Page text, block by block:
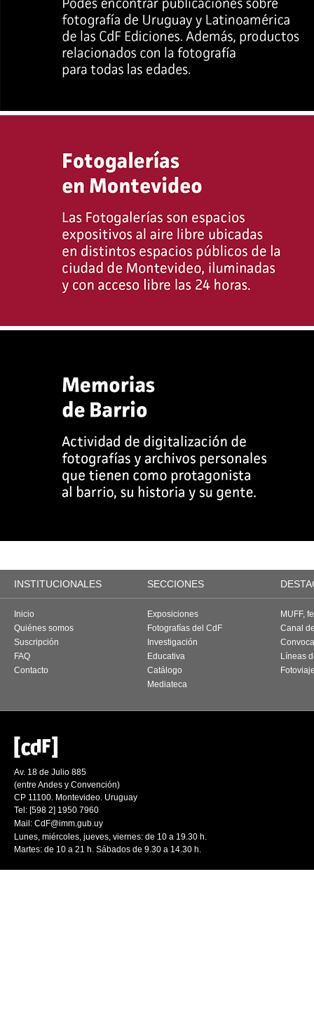
INSTITUCIONALES SECCIONES
Inicio
Quiénes somos
Suscripción
FAQ
Contacto
Exposiciones
Fotografías del CdF
Investigación
Educativa
Catálogo
Mediateca
MUFF,
Canal
Líneas
Av. 18 de Julio 885
(entre Andes y Convención)
CP 11100. Montevideo. Uruguay
Tel: [598 2] 1950 7960
Mail: CdF@imm.gub.uy
Lunes, miércoles, jueves, viernes: de 10 a 19.30 h.
Martes: de 10 a 21 h. Sábados de 9.30 a 14.30 h.